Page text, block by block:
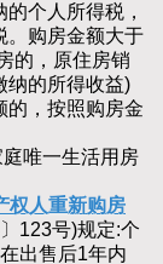
个人所得税，
。购房金额大于
的，原住房销
纳的所得收益)
的，按照购房金
唯一生活用房
权人重新购房
123号)规定:个
出售后1年内